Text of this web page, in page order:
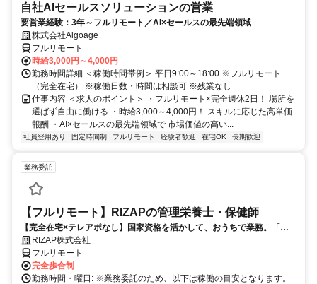
自社AIセールスソリューションの営業
要営業経験：3年～フルリモート／AI×セールスの最先端領域
株式会社Algoage
フルリモート
時給3,000円～4,000円
勤務時間詳細 ＜稼働時間帯例＞ 平日9:00～18:00 ※フルリモート
（完全在宅） ※稼働日数・時間は相談可 ※残業なし
仕事内容 ＜求人のポイント＞ ・フルリモート×完全週休2日！ 場所を
選ばず自由に働ける ・時給3,000～4,000円！ スキルに応じた高単価
報酬 ・AI×セールスの最先端領域で 市場価値の高い...
社員登用あり 固定時間制 フルリモート 経験者歓迎 在宅OK 長期歓迎
業務委託
【フルリモート】RIZAPの管理栄養士・保健師
【完全在宅×テレアポなし】国家資格を活かして、おうちで業務。「も
う一つの安心」を。主婦・Wワーカー活躍中！「平日の日中だけ」「夕
方以降の数時間だけ」など、生活リズムに合わせた時間調整が可能で
す。1件ごとの成果報酬型だから、頑張った分だけ手応えのある収入
に。充実のサポート体制で、安心の在宅ワークを始めませんか？
RIZAP株式会社
フルリモート
完全歩合制
勤務時間・曜日: ※業務委託のため、以下は稼働の目安となります。